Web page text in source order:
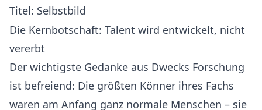
Titel: Selbstbild
Die Kernbotschaft: Talent wird entwickelt, nicht
vererbt
Der wichtigste Gedanke aus Dwecks Forschung
ist befreiend: Die größten Könner ihres Fachs
waren am Anfang ganz normale Menschen – sie